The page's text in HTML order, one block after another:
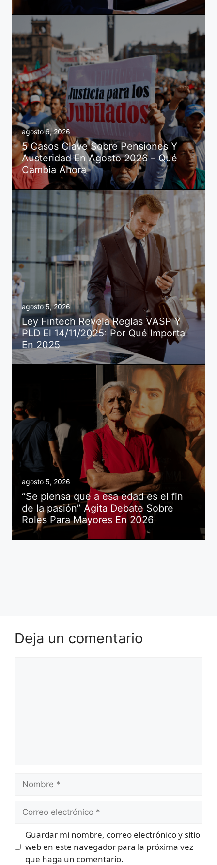
agosto 6, 2026
5 Casos Clave Sobre Pensiones Y
Austeridad En Agosto 2026 – Qué
Cambia Ahora
agosto 5, 2026
Ley Fintech Revela Reglas VASP Y
PLD El 14/11/2025: Por Qué Importa
En 2025
agosto 5, 2026
“Se piensa que a esa edad es el fin
de la pasión” Agita Debate Sobre
Roles Para Mayores En 2026
Deja un comentario
electrónico
Guardar mi nombre, correo electrónico y sitio
web en este navegador para la próxima vez
que haga un comentario.